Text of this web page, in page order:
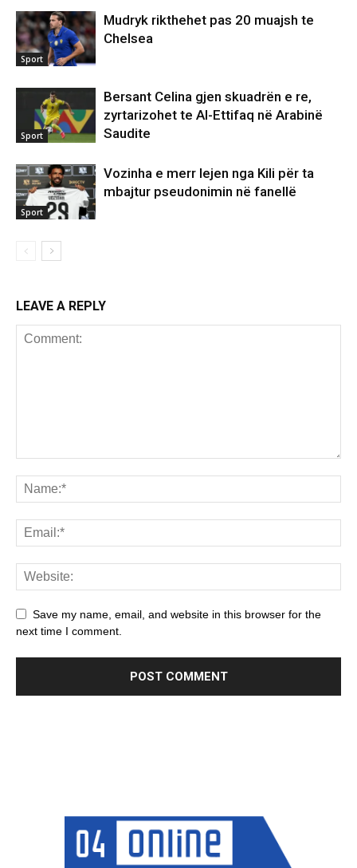
Sport
Mudryk rikthehet pas 20 muajsh te
Chelsea
Sport
Bersant Celina gjen skuadrën e re,
zyrtarizohet te Al-Ettifaq në Arabinë
Saudite
Sport
Vozinha e merr lejen nga Kili për ta
mbajtur pseudonimin në fanellë
LEAVE A REPLY
Save my name, email, and website in this browser for the
next time I comment.